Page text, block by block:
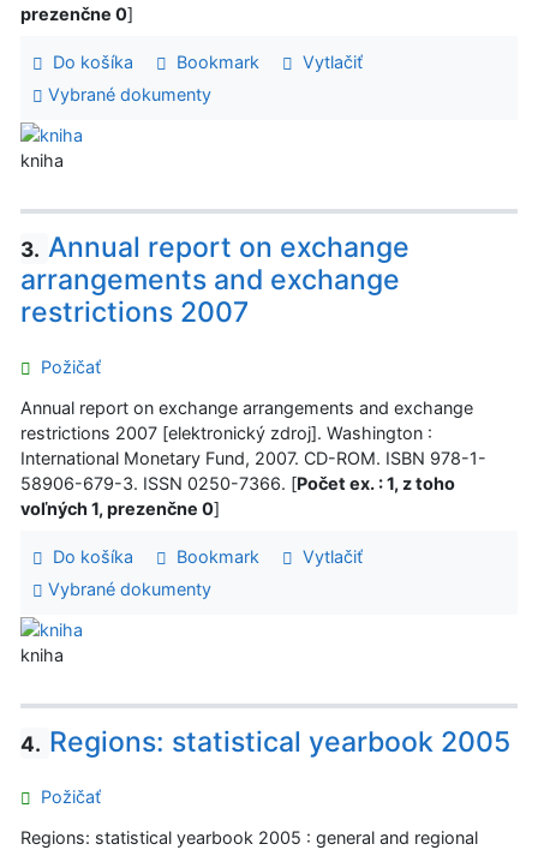
prezenčne 0]
Do košíka Bookmark
Vytlačiť
Vybrané dokumenty
kniha
3. Annual report on exchange
arrangements and exchange
restrictions 2007
Požičať
Annual report on exchange arrangements and exchange
restrictions 2007 [elektronický zdroj]. Washington :
International Monetary Fund, 2007. CD-ROM. ISBN 978-1-
58906-679-3. ISSN 0250-7366. [Počet ex. : 1, z toho
voľných 1, prezenčne 0]
Do košíka Bookmark
Vytlačiť
Vybrané dokumenty
kniha
4. Regions: statistical yearbook 2005
Požičať
Regions: statistical yearbook 2005 : general and regional